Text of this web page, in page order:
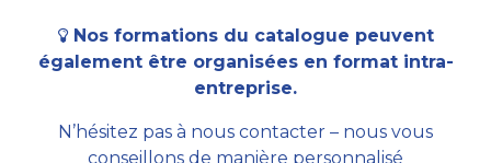
Nos formations du catalogue peuvent
également être organisées en format intra-
entreprise.
N’hésitez pas à nous contacter – nous vous
conseillons de manière personnalisé